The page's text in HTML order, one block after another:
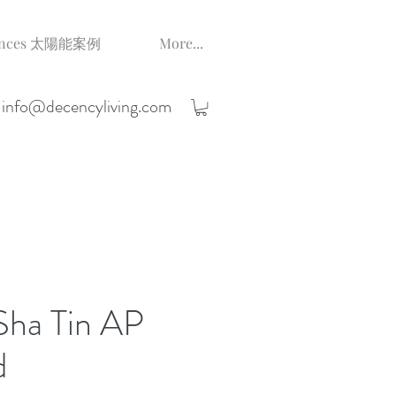
太陽能案例 More...
info@decencyliving.com
Tin AP